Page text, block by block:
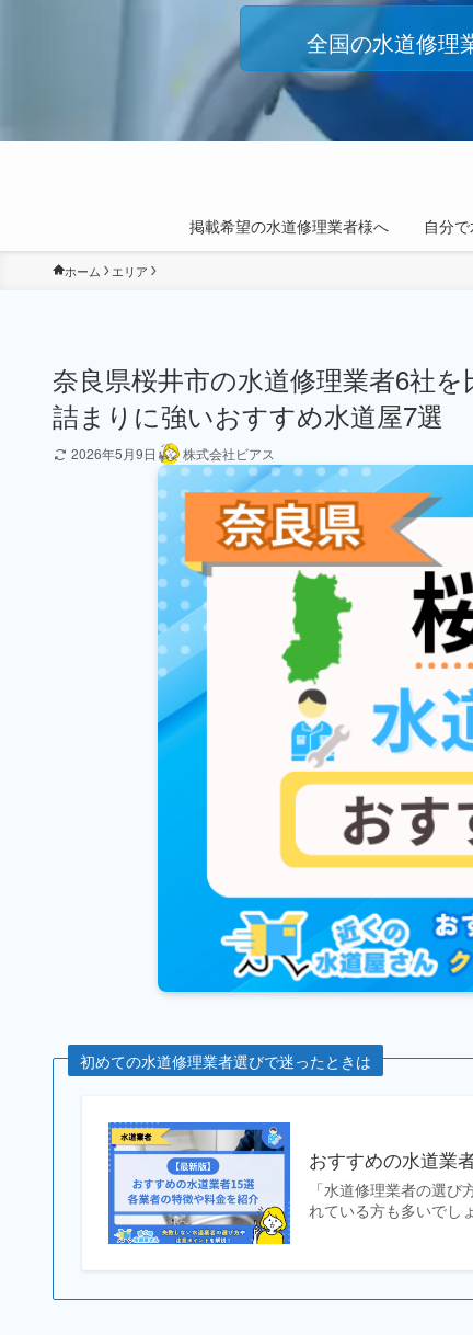
掲載希望の水道修理業者様へ 自分
全国の水道修理
ホーム エリア
奈良県桜井市の水道修理業者6社
詰まりに強いおすすめ水道屋7選
2026年5月9日 株式会社ビアス
初めての水道修理業者選びで迷ったときは
おすすめの水道業
「水道修理業者の選
れている方も多いでし